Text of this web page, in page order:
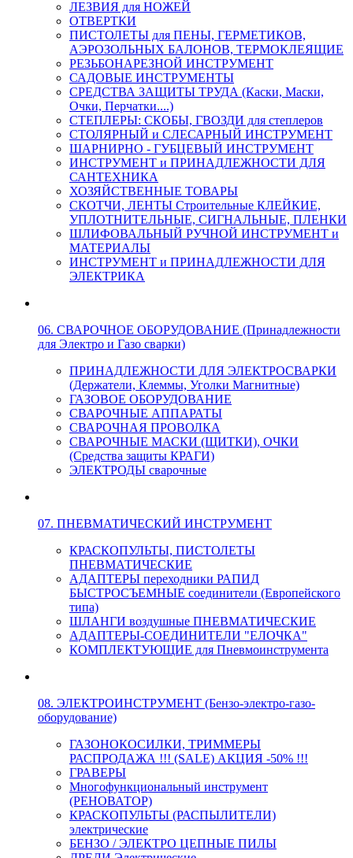
ЛЕЗВИЯ для НОЖЕЙ
ОТВЕРТКИ
ПИСТОЛЕТЫ для ПЕНЫ, ГЕРМЕТИКОВ,
АЭРОЗОЛЬНЫХ БАЛОНОВ, ТЕРМОКЛЕЯЩИЕ
РЕЗЬБОНАРЕЗНОЙ ИНСТРУМЕНТ
САДОВЫЕ ИНСТРУМЕНТЫ
СРЕДСТВА ЗАЩИТЫ ТРУДА (Каски, Маски,
Очки, Перчатки....)
СТЕПЛЕРЫ: СКОБЫ, ГВОЗДИ для степлеров
СТОЛЯРНЫЙ и СЛЕСАРНЫЙ ИНСТРУМЕНТ
ШАРНИРНО - ГУБЦЕВЫЙ ИНСТРУМЕНТ
ИНСТРУМЕНТ и ПРИНАДЛЕЖНОСТИ ДЛЯ
САНТЕХНИКА
ХОЗЯЙСТВЕННЫЕ ТОВАРЫ
СКОТЧИ, ЛЕНТЫ Строительные КЛЕЙКИЕ,
УПЛОТНИТЕЛЬНЫЕ, СИГНАЛЬНЫЕ, ПЛЕНКИ
ШЛИФОВАЛЬНЫЙ РУЧНОЙ ИНСТРУМЕНТ и
МАТЕРИАЛЫ
ИНСТРУМЕНТ и ПРИНАДЛЕЖНОСТИ ДЛЯ
ЭЛЕКТРИКА
06. СВАРОЧНОЕ ОБОРУДОВАНИЕ (Принадлежности
для Электро и Газо сварки)
ПРИНАДЛЕЖНОСТИ ДЛЯ ЭЛЕКТРОСВАРКИ
(Держатели, Клеммы, Уголки Магнитные)
ГАЗОВОЕ ОБОРУДОВАНИЕ
СВАРОЧНЫЕ АППАРАТЫ
СВАРОЧНАЯ ПРОВОЛКА
СВАРОЧНЫЕ МАСКИ (ЩИТКИ), ОЧКИ
(Средства защиты КРАГИ)
ЭЛЕКТРОДЫ сварочные
07. ПНЕВМАТИЧЕСКИЙ ИНСТРУМЕНТ
КРАСКОПУЛЬТЫ, ПИСТОЛЕТЫ
ПНЕВМАТИЧЕСКИЕ
АДАПТЕРЫ переходники РАПИД
БЫСТРОСЪЕМНЫЕ соединители (Европейского
типа)
ШЛАНГИ воздушные ПНЕВМАТИЧЕСКИЕ
АДАПТЕРЫ-СОЕДИНИТЕЛИ "ЕЛОЧКА"
КОМПЛЕКТУЮЩИЕ для Пневмоинструмента
08. ЭЛЕКТРОИНСТРУМЕНТ (Бензо-электро-газо-
оборудование)
ГАЗОНОКОСИЛКИ, ТРИММЕРЫ
РАСПРОДАЖА !!! (SALE) АКЦИЯ -50% !!!
ГРАВЕРЫ
Многофункциональный инструмент
(РЕНОВАТОР)
КРАСКОПУЛЬТЫ (РАСПЫЛИТЕЛИ)
электрические
БЕНЗО / ЭЛЕКТРО ЦЕПНЫЕ ПИЛЫ